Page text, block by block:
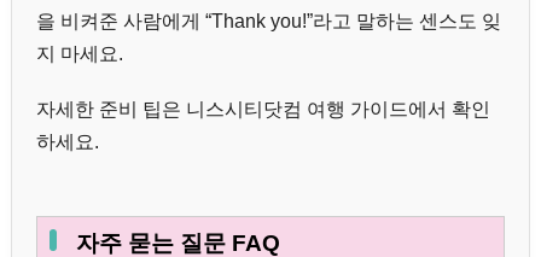
을 비켜준 사람에게 “Thank you!”라고 말하는 센스도 잊
지 마세요.
자세한 준비 팁은 니스시티닷컴 여행 가이드에서 확인
하세요.
자주 묻는 질문 FAQ